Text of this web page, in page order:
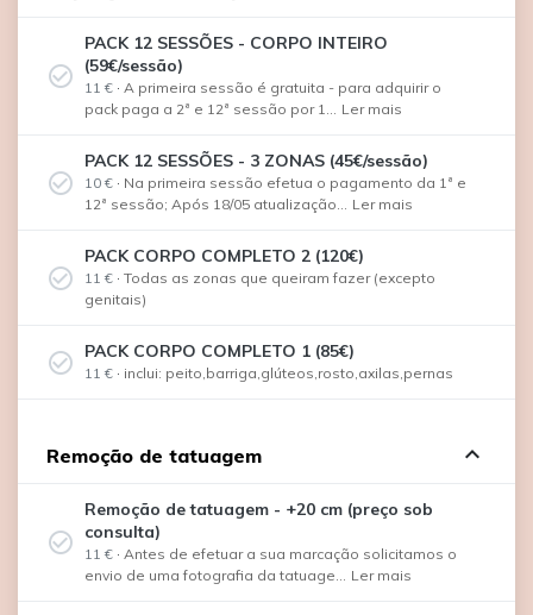
check_circle_outline
PACK 12 SESSÕES - CORPO INTEIRO
(59€/sessão)
11 € · A primeira sessão é gratuita - para adquirir o
pack paga a 2ª e 12ª sessão por 1... Ler mais
check_circle_outline
PACK 12 SESSÕES - 3 ZONAS (45€/sessão)
10 € · Na primeira sessão efetua o pagamento da 1ª e
12ª sessão; Após 18/05 atualização... Ler mais
check_circle_outline
PACK CORPO COMPLETO 2 (120€)
11 € · Todas as zonas que queiram fazer (excepto
genitais)
check_circle_outline PACK CORPO COMPLETO 1 (85€)
11 € · inclui: peito,barriga,glúteos,rosto,axilas,pernas
Remoção de tatuagem expand_less
check_circle_outline
Remoção de tatuagem - +20 cm (preço sob
consulta)
11 € · Antes de efetuar a sua marcação solicitamos o
envio de uma fotografia da tatuage... Ler mais